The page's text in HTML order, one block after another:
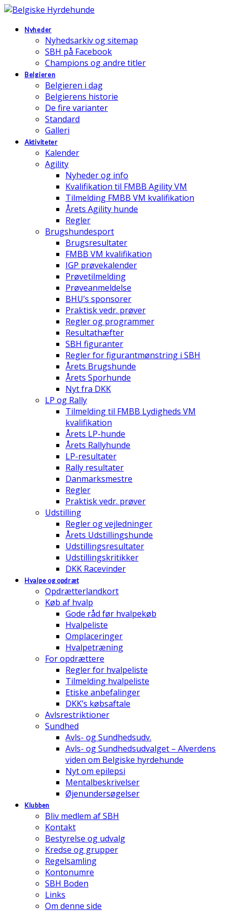
Nyheder
Nyhedsarkiv og sitemap
SBH på Facebook
Champions og andre titler
Belgieren
Belgieren i dag
Belgierens historie
De fire varianter
Standard
Galleri
Aktiviteter
Kalender
Agility
Nyheder og info
Kvalifikation til FMBB Agility VM
Tilmelding FMBB VM kvalifikation
Årets Agility hunde
Regler
Brugshundesport
Brugsresultater
FMBB VM kvalifikation
IGP prøvekalender
Prøvetilmelding
Prøveanmeldelse
BHU’s sponsorer
Praktisk vedr. prøver
Regler og programmer
Resultathæfter
SBH figuranter
Regler for figurantmønstring i SBH
Årets Brugshunde
Årets Sporhunde
Nyt fra DKK
LP og Rally
Tilmelding til FMBB Lydigheds VM
kvalifikation
Årets LP-hunde
Årets Rallyhunde
LP-resultater
Rally resultater
Danmarksmestre
Regler
Praktisk vedr. prøver
Udstilling
Regler og vejledninger
Årets Udstillingshunde
Udstillingsresultater
Udstillingskritikker
DKK Racevinder
Hvalpe og opdræt
Opdrætterlandkort
Køb af hvalp
Gode råd før hvalpekøb
Hvalpeliste
Omplaceringer
Hvalpetræning
For opdrættere
Regler for hvalpeliste
Tilmelding hvalpeliste
Etiske anbefalinger
DKK’s købsaftale
Avlsrestriktioner
Sundhed
Avls- og Sundhedsudv.
Avls- og Sundhedsudvalget – Alverdens
viden om Belgiske hyrdehunde
Nyt om epilepsi
Mentalbeskrivelser
Øjenundersøgelser
Klubben
Bliv medlem af SBH
Kontakt
Bestyrelse og udvalg
Kredse og grupper
Regelsamling
Kontonumre
SBH Boden
Links
Om denne side